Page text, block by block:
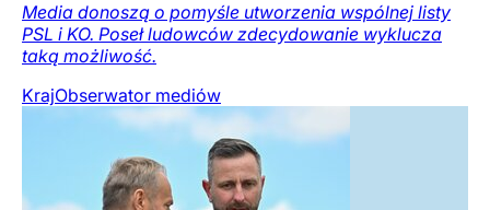
Media donoszą o pomyśle utworzenia wspólnej listy
PSL i KO. Poseł ludowców zdecydowanie wyklucza
taką możliwość.
KrajObserwator mediów